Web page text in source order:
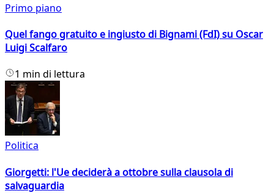
Primo piano
Quel fango gratuito e ingiusto di Bignami (FdI) su Oscar
Luigi Scalfaro
1 min di lettura
Politica
Giorgetti: l'Ue deciderà a ottobre sulla clausola di
salvaguardia